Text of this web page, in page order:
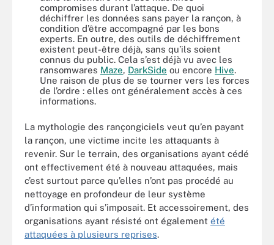
compromises durant l’attaque. De quoi
déchiffrer les données sans payer la rançon, à
condition d’être accompagné par les bons
experts. En outre, des outils de déchiffrement
existent peut-être déjà, sans qu’ils soient
connus du public. Cela s’est déjà vu avec les
ransomwares Maze, DarkSide ou encore Hive.
Une raison de plus de se tourner vers les forces
de l’ordre : elles ont généralement accès à ces
informations.
La mythologie des rançongiciels veut qu’en payant
la rançon, une victime incite les attaquants à
revenir. Sur le terrain, des organisations ayant cédé
ont effectivement été à nouveau attaquées, mais
c’est surtout parce qu’elles n’ont pas procédé au
nettoyage en profondeur de leur système
d’information qui s’imposait. Et accessoirement, des
organisations ayant résisté ont également été
attaquées à plusieurs reprises.